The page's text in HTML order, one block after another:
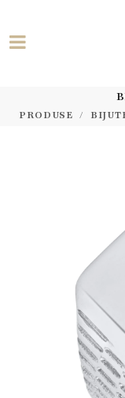
PRODUSE